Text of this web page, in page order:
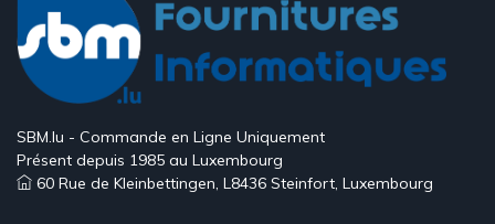
SBM.lu - Commande en Ligne Uniquement
Présent depuis 1985 au Luxembourg
60 Rue de Kleinbettingen, L8436 Steinfort, Luxembourg